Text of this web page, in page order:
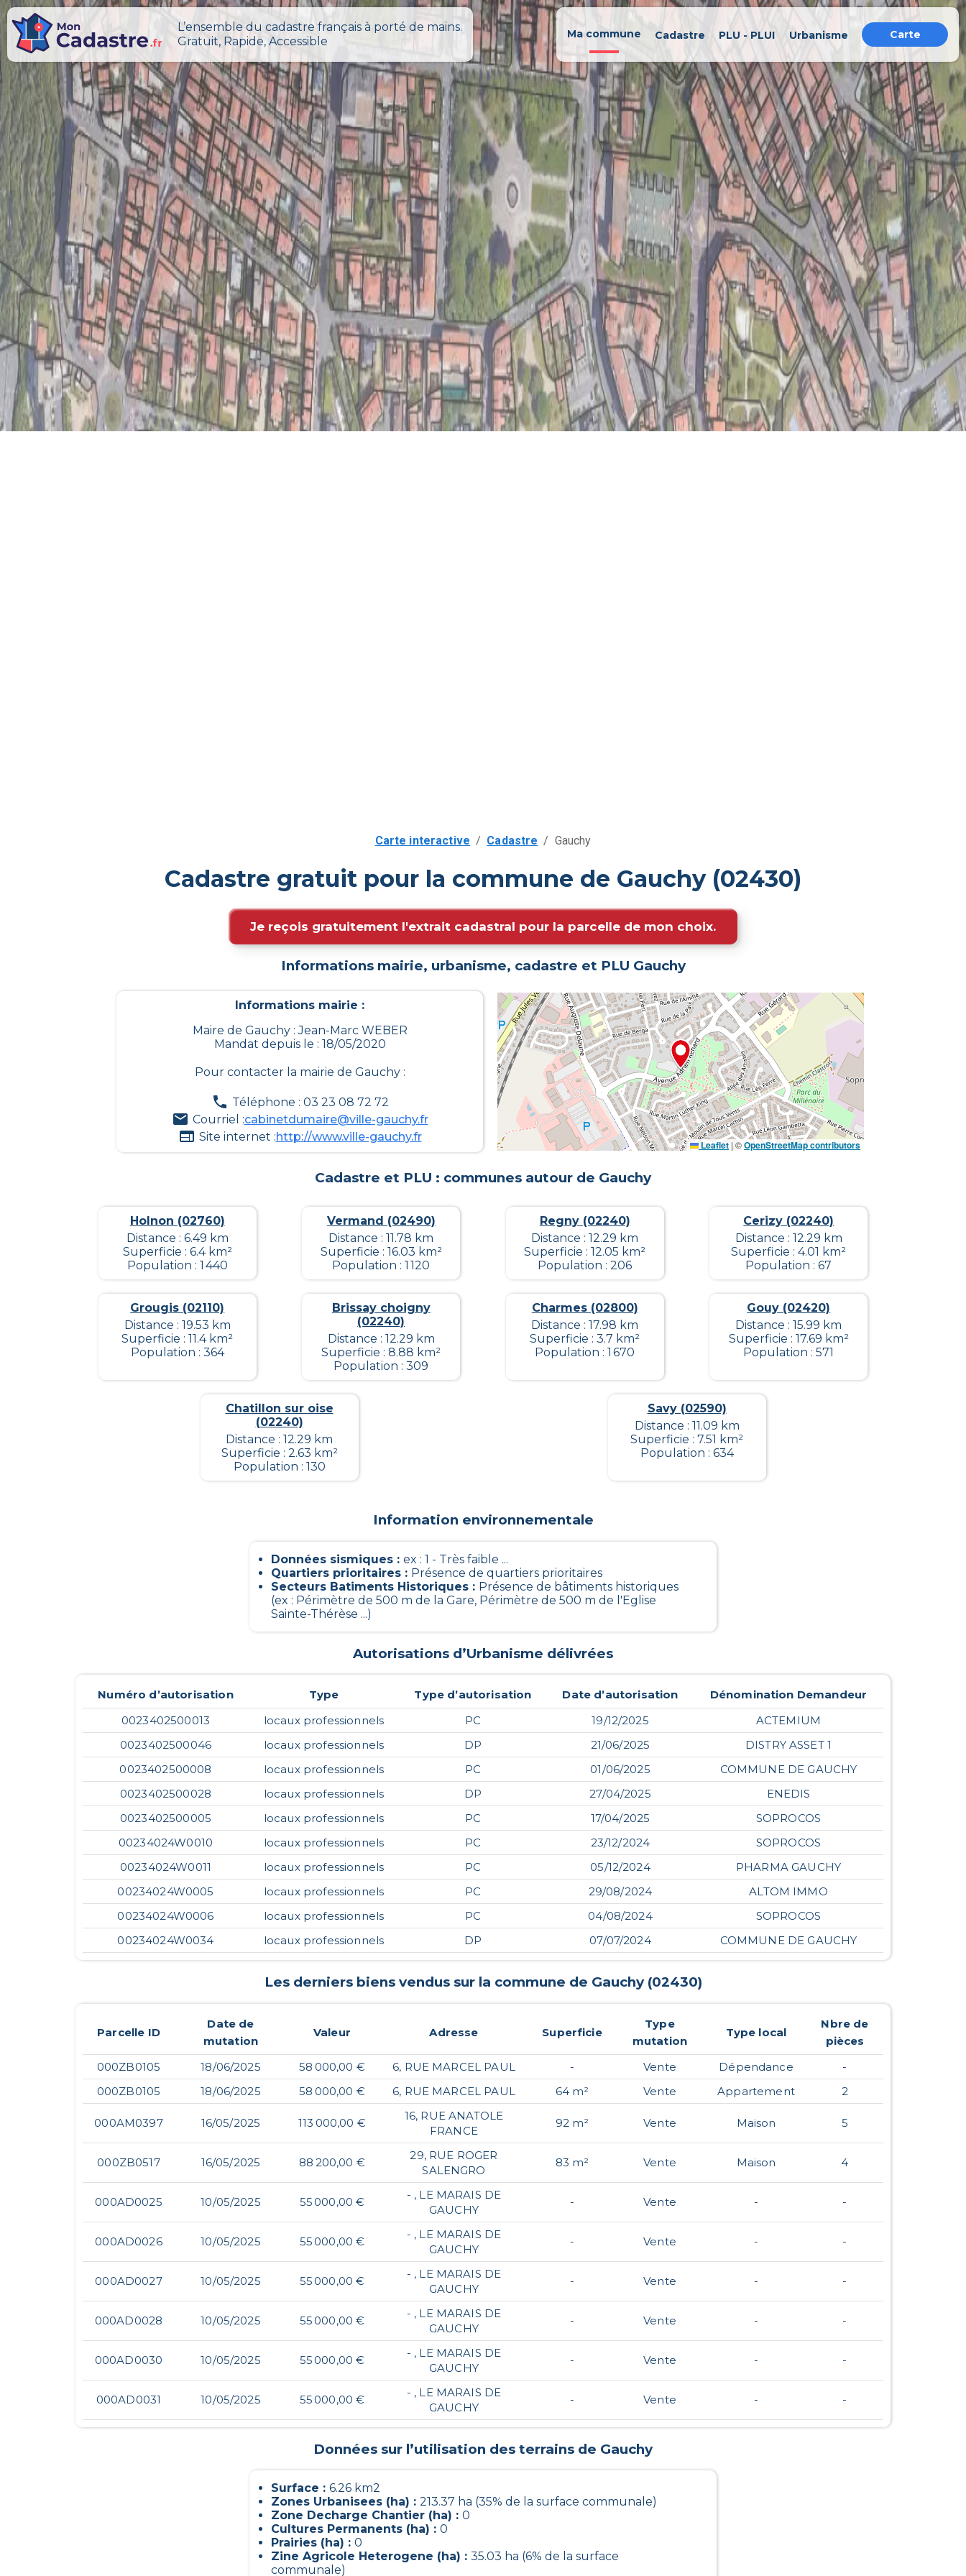
L’ensemble du cadastre français à porté de mains.
Gratuit, Rapide, Accessible
Ma commune Cadastre PLU - PLUI Urbanisme Carte
Carte interactive / Cadastre / Gauchy
Cadastre gratuit pour la commune de Gauchy (02430)
Je reçois gratuitement l'extrait cadastral pour la parcelle de mon choix.
Informations mairie, urbanisme, cadastre et PLU Gauchy
Informations mairie :
Maire de Gauchy : Jean-Marc WEBER
Mandat depuis le : 18/05/2020
Pour contacter la mairie de Gauchy:
Téléphone : 03 23 08 72 72
Courriel :cabinetdumaire@ville-gauchy.fr
Site internet :http://www.ville-gauchy.fr
Leaflet | ©OpenStreetMap contributors
Cadastre et PLU : communes autour de Gauchy
Holnon (02760)
Distance : 6.49 km
Superficie : 6.4 km²
Population : 1 440
Vermand (02490)
Distance : 11.78 km
Superficie : 16.03 km²
Population : 1 120
Regny (02240)
Distance : 12.29 km
Superficie : 12.05 km²
Population : 206
Cerizy (02240)
Distance : 12.29 km
Superficie : 4.01 km²
Population : 67
Grougis (02110)
Distance : 19.53 km
Superficie : 11.4 km²
Population : 364
Brissay choigny
(02240)
Distance : 12.29 km
Superficie : 8.88 km²
Population : 309
Charmes (02800)
Distance : 17.98 km
Superficie : 3.7 km²
Population : 1 670
Gouy (02420)
Distance : 15.99 km
Superficie : 17.69 km²
Population : 571
Chatillon sur oise
(02240)
Distance : 12.29 km
Superficie : 2.63 km²
Population : 130
Savy (02590)
Distance : 11.09 km
Superficie : 7.51 km²
Population : 634
Information environnementale
Données sismiques : ex : 1 - Très faible ...
Quartiers prioritaires : Présence de quartiers prioritaires
Secteurs Batiments Historiques : Présence de bâtiments historiques
(ex : Périmètre de 500 m de la Gare, Périmètre de 500 m de l'Eglise
Sainte-Thérèse ...)
Autorisations d’Urbanisme délivrées
Numéro d’autorisation Type Type d’autorisation Date d’autorisation
Dénomination Demandeur
0023402500013
locaux professionnels PC 19/12/2025
ACTEMIUM
0023402500046
locaux professionnels DP 21/06/2025
DISTRY ASSET 1
0023402500008
locaux professionnels PC 01/06/2025
COMMUNE DE GAUCHY
0023402500028
locaux professionnels DP 27/04/2025
ENEDIS
0023402500005
locaux professionnels PC 17/04/2025
SOPROCOS
00234024W0010
locaux professionnels PC 23/12/2024
SOPROCOS
00234024W0011
locaux professionnels PC 05/12/2024
PHARMA GAUCHY
00234024W0005
locaux professionnels PC 29/08/2024
ALTOM IMMO
00234024W0006
locaux professionnels PC 04/08/2024
SOPROCOS
00234024W0034
locaux professionnels DP 07/07/2024 COMMUNE DE GAUCHY
Les derniers biens vendus sur la commune de Gauchy(02430)
Parcelle ID
Date de
mutation
Valeur Adresse Superficie
Type
mutation
Type local
Nbre de
pièces
000ZB0105
18/06/2025 58 000,00 € 6, RUE MARCEL PAUL - Vente Dépendance
-
000ZB0105
18/06/2025 58 000,00 € 6, RUE MARCEL PAUL 64 m² Vente Appartement 2
000AM0397 16/05/2025 113 000,00 €
16, RUE ANATOLE
FRANCE
92 m² Vente Maison 5
000ZB0517 16/05/2025 88 200,00 €
29, RUE ROGER
SALENGRO
83 m² Vente Maison 4
000AD0025 10/05/2025 55 000,00 €
- , LE MARAIS DE
GAUCHY
- Vente - -
000AD0026 10/05/2025 55 000,00 €
- , LE MARAIS DE
GAUCHY
- Vente - -
000AD0027 10/05/2025 55 000,00 €
- , LE MARAIS DE
GAUCHY
- Vente - -
000AD0028 10/05/2025 55 000,00 €
- , LE MARAIS DE
GAUCHY
- Vente - -
000AD0030 10/05/2025 55 000,00 €
- , LE MARAIS DE
GAUCHY
- Vente - -
000AD0031 10/05/2025 55 000,00 €
- , LE MARAIS DE
GAUCHY
- Vente - -
Données sur l’utilisation des terrains de Gauchy
Surface : 6.26 km2
Zones Urbanisees (ha) : 213.37 ha (35% de la surface communale)
Zone Decharge Chantier (ha) : 0
Cultures Permanents (ha) : 0
Prairies (ha) : 0
Zine Agricole Heterogene (ha) : 35.03 ha (6% de la surface
communale)